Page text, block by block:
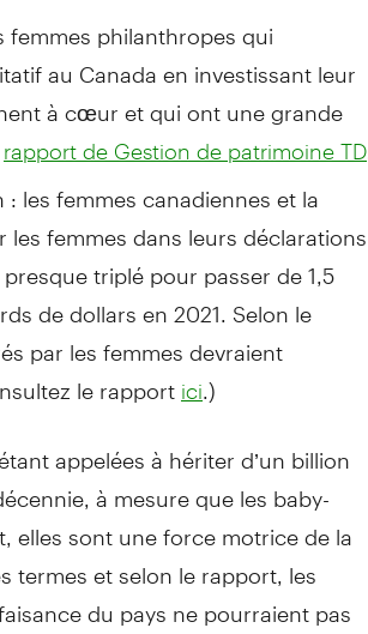
femmes philanthropes qui
au Canada en investissant leur
à cœur et qui ont une grande
rapport de Gestion de patrimoine TD
les femmes canadiennes et la
femmes dans leurs déclarations
triplé pour passer de 1,5
de dollars en 2021. Selon le
par les femmes devraient
le rapport ici .)
appelées à hériter d’un billion
à mesure que les baby-
elles sont une force motrice de la
termes et selon le rapport, les
du pays ne pourraient pas